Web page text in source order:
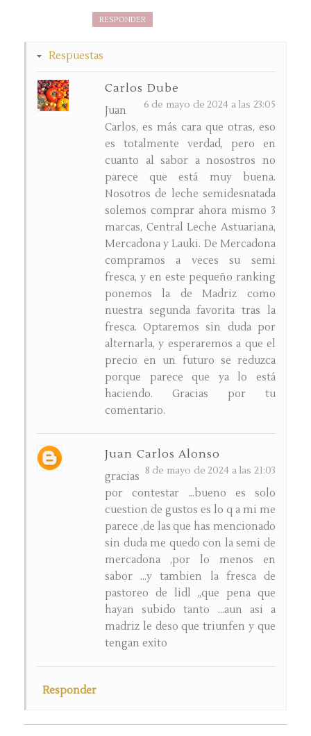
RESPONDER
Respuestas
Carlos Dube
6 de mayo de 2024 a las 23:05
Juan
Carlos, es más cara que otras, eso
es totalmente verdad, pero en
cuanto al sabor a nosostros no
parece que está muy buena.
Nosotros de leche semidesnatada
solemos comprar ahora mismo 3
marcas, Central Leche Astuariana,
Mercadona y Lauki. De Mercadona
compramos a veces su semi
fresca, y en este pequeño ranking
ponemos la de Madriz como
nuestra segunda favorita tras la
fresca. Optaremos sin duda por
alternarla, y esperaremos a que el
precio en un futuro se reduzca
porque parece que ya lo está
haciendo. Gracias por tu
comentario.
Juan Carlos Alonso
8 de mayo de 2024 a las 21:03
gracias
por contestar ...bueno es solo
cuestion de gustos es lo q a mi me
parece ,de las que has mencionado
sin duda me quedo con la semi de
mercadona ,por lo menos en
sabor ...y tambien la fresca de
pastoreo de lidl ,,que pena que
hayan subido tanto ...aun asi a
madriz le deso que triunfen y que
tengan exito
Responder